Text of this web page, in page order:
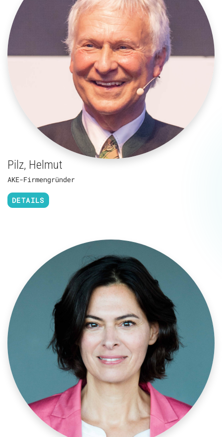
Pilz, Helmut
AKE-Firmengründer
DETAILS